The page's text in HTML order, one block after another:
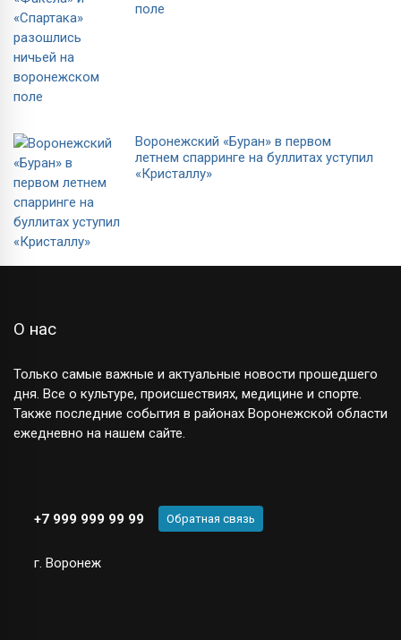
поле
Воронежский «Буран» в первом
летнем спарринге на буллитах уступил
«Кристаллу»
О нас
Только самые важные и актуальные новости прошедшего
дня. Все о культуре, происшествиях, медицине и спорте.
Также последние события в районах Воронежской области
ежедневно на нашем сайте.
+7 999 999 99 99 Обратная связь
г. Воронеж